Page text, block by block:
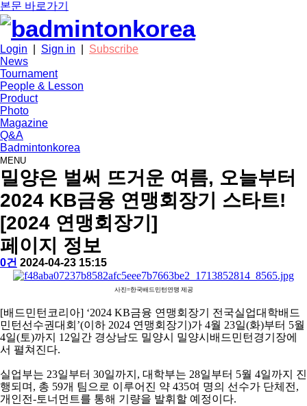
본문 바로가기
Login Sign in
Subscribe
News
Tournament
People & Lesson
Product
Photo
Magazine
Q&A
Badmintonkorea
MENU
tournament
밀양은 벌써 뜨거운 여름, 오늘부터
2024 KB금융 연맹회장기 스타트!
[2024 연맹회장기]
페이지 정보
작
배
코
리
아
댓
0건 작
성
2024-04-23 15:15
본
사진=한국배드민 턴연맹 제공
[배드민턴코리아] ‘2024 KB금융 연맹회장기 전국실업대학배드
민턴선수권대회 ’(이하 2024 연맹회장기 )가 4월 23일(화)부터 5월
4일(토)까지 12일간 경상남도 밀양시 밀양시배드민턴경기장에
서 펼쳐진다.
실업부는 23일부터 30일까지 , 대학부는 28일부터 5월 4일까지 진
행되며 , 총 59개 팀으로 이루어진 약 435여 명의 선수가 단체전 ,
개인전-토너먼트를 통해 기량을 발휘할 예정이다.